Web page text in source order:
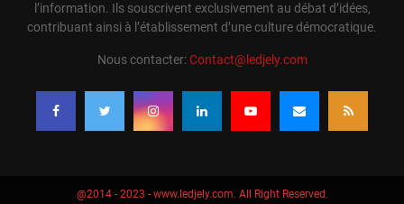
l’information. Ils souscrivent exclusivement au débat d’idées,
contribuant ainsi à l’établissement d’une culture démocratique.
Nous contacter:Contact@ledjely.com
@2014 - 2023 - www.ledjely.com. All Right Reserved.